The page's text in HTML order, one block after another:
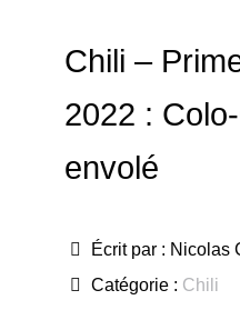
Chili –
2022 :
envolé
Écrit par : Nicolas
Catégorie : Chili